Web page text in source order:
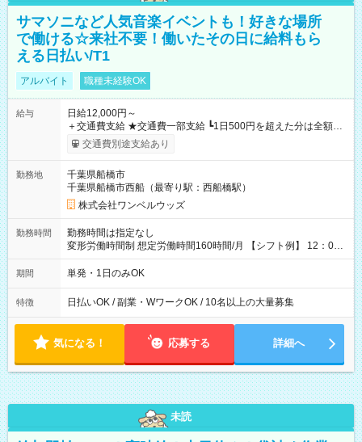
サマソニなど人気音楽イベントも！好きな場所
で働ける☆来社不要！働いたその日に給料もら
える日払い/T1
アルバイト 職種未経験OK
給与
日給12,000円～
＋交通費支給 ★交通費一部支給 ┗1日500円を超えた分は全額支
給！ ※往復500円以内の方は自己負担となります ★日払いOK！
（規定あり） ┗働いたその日に現金GET♪ お仕事後はコンビニ
なし
交通費別途支給あり
勤務地
千葉県船橋市
千葉県船橋市西船（最寄り駅：西船橋駅）
株式会社ワンベルウッズ
勤務時間
勤務時間は指定なし
変形労働時間制 想定労働時間160時間/月 【シフト例】 12：00
～22：00
期間 単発・1日のみOK
特徴 日払いOK / 副業・WワークOK / 10名以上の大量募集
気になる！ 応募する 詳細へ
未読